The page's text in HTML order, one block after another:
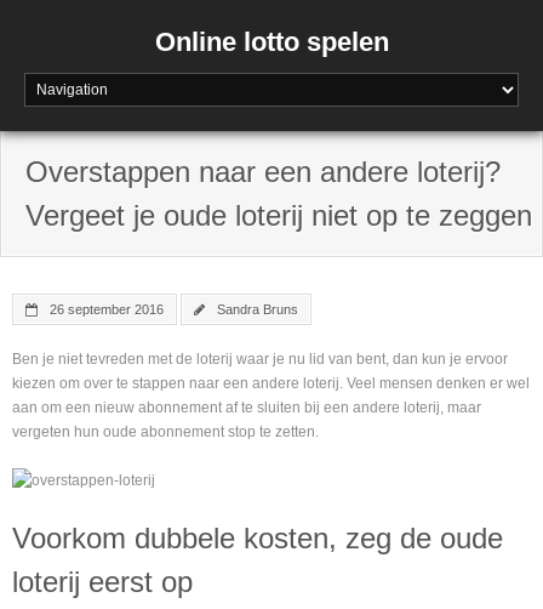
Online lotto spelen
Overstappen naar een andere loterij?
Vergeet je oude loterij niet op te zeggen
26 september 2016 Sandra Bruns
Ben je niet tevreden met de loterij waar je nu lid van bent, dan kun je ervoor
kiezen om over te stappen naar een andere loterij. Veel mensen denken er wel
aan om een nieuw abonnement af te sluiten bij een andere loterij, maar
vergeten hun oude abonnement stop te zetten.
Voorkom dubbele kosten, zeg de oude
loterij eerst op